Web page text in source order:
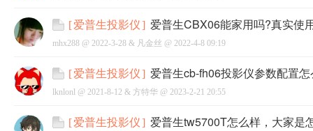
[爱普生投影仪] 爱普生CBX06能家用吗?真实使
mhx288 @ 2022-3-28 & 凡金丝 @ 2022-4-8 09:19
[爱普生投影仪] 爱普生cb-fh06投影仪参数配置
lknlonl @ 2021-8-12 & 方特华 @ 2023-2-21 20:55
[爱普生投影仪] 爱普生tw5700T怎么样，大家是